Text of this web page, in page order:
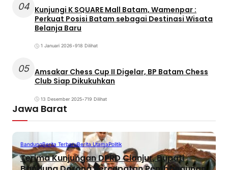
04 Kunjungi K SQUARE Mall Batam, Wamenpar :
Perkuat Posisi Batam sebagai Destinasi Wisata
Belanja Baru
1 Januari 2026•918 Dilihat
05 Amsakar Chess Cup II Digelar, BP Batam Chess
Club Siap Dikukuhkan
13 Desember 2025•719 Dilihat
Jawa Barat
BandungBerita TerbaruBerita UtamaPolitik
Terima Kunjungan DPRD Cianjur, Bupati